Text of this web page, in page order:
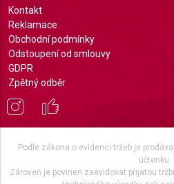
Kontakt
Reklamace
Obchodní podmínky
Odstoupení od smlouvy
GDPR
Zpětný odběr
Podle zákona o evidenci tržeb je
účtenku.
Zároveň je povinen zaevidovat přijatou
Advertising